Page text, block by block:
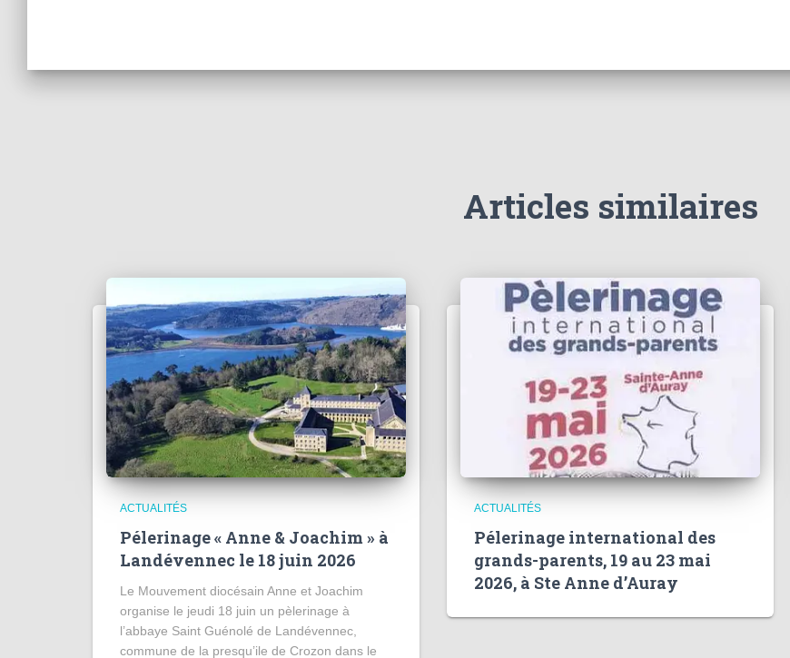
Articles similaires
ACTUALITÉS
Pélerinage « Anne & Joachim » à
Landévennec le 18 juin 2026
Le Mouvement diocésain Anne et Joachim
organise le jeudi 18 juin un pèlerinage à
l’abbaye Saint Guénolé de Landévennec,
commune de la presqu’ile de Crozon dans le
ACTUALITÉS
Pélerinage international des
grands-parents, 19 au 23 mai
2026, à Ste Anne d’Auray